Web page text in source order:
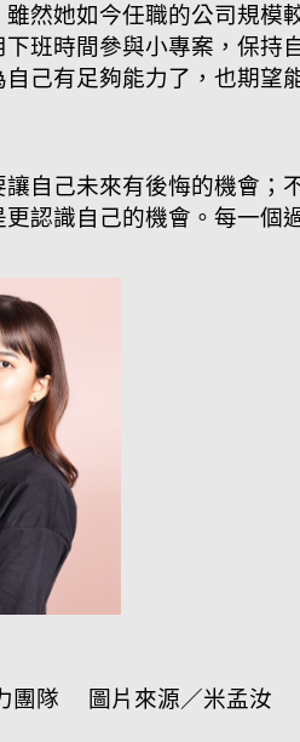
然她如今任職的公司規模
班時間參與小專案，保持
己有足夠能力了，也期望
讓自己未來有後悔的機會；
認識自己的機會。每一個
團隊 圖片來源／米孟汝